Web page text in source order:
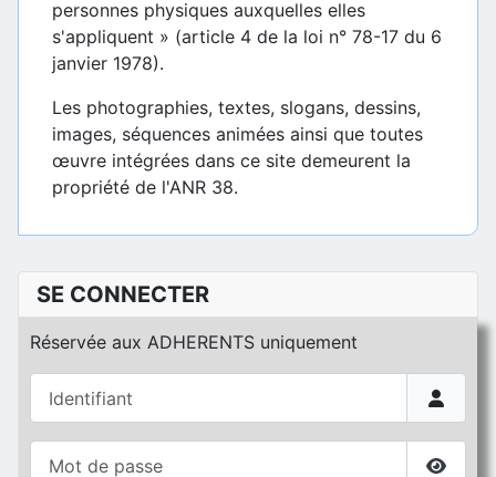
personnes physiques auxquelles elles
s'appliquent » (article 4 de la loi n° 78-17 du 6
janvier 1978).
Les photographies, textes, slogans, dessins,
images, séquences animées ainsi que toutes
œuvre intégrées dans ce site demeurent la
propriété de l'ANR 38.
SE CONNECTER
Réservée aux ADHERENTS uniquement